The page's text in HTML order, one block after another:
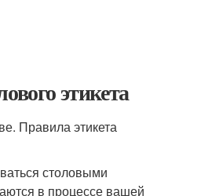
этикета
Правила этикета
столовыми
в процессе вашей